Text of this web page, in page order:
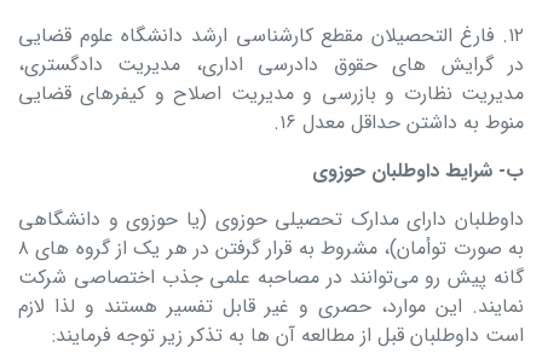
۱۲. فارغ التحصیلان مقطع کارشناسی ارشد دانشگاه علوم قضایی
در گرایش های حقوق دادرسی اداری، مدیریت دادگستری،
مدیریت نظارت و بازرسی و مدیریت اصلاح و کیفرهای قضایی
منوط به داشتن حداقل معدل ۱۶.
ب- شرایط داوطلبان حوزوی
داوطلبان دارای مدارک تحصیلی حوزوی (یا حوزوی و دانشگاهی
به صورت توأمان)، مشروط به قرار گرفتن در هر یک از گروه‌ های ۸
گانه پیش رو می‌توانند در مصاحبه علمی جذب اختصاصی شرکت
نمایند. این موارد، حصری و غیر قابل تفسیر هستند و لذا لازم
است داوطلبان قبل از مطالعه آن‌ ها به تذکر زیر توجه فرمایند: